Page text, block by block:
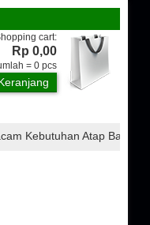
cart:
Rp 0,00
= 0 pcs
Kebutuhan Atap